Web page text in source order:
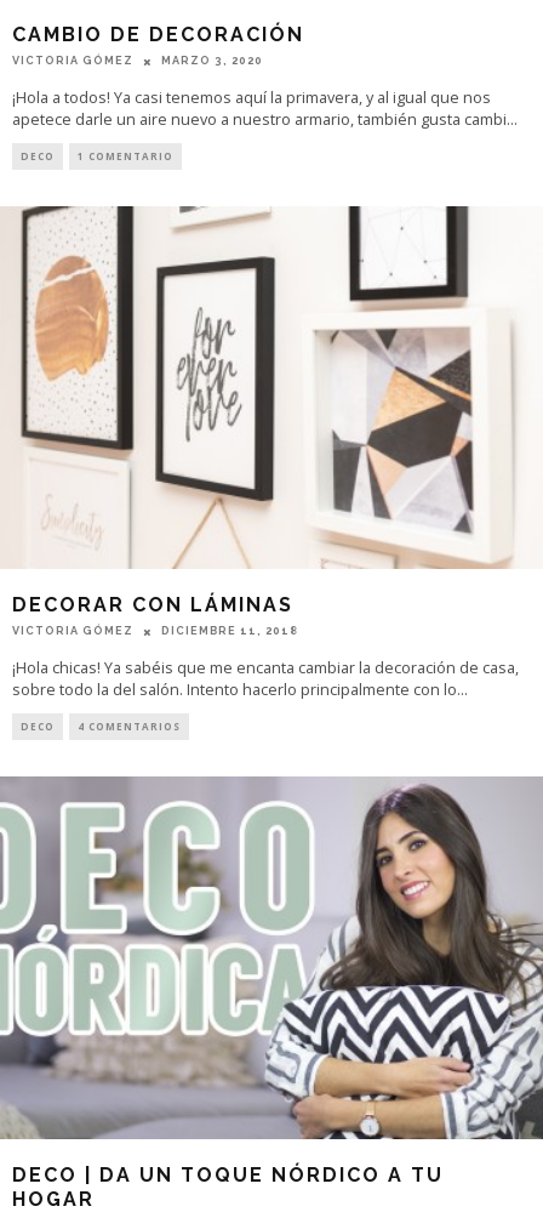
CAMBIO DE DECORACIÓN
VICTORIA GÓMEZ MARZO 3, 2020
¡Hola a todos! Ya casi tenemos aquí la primavera, y al igual que nos
apetece darle un aire nuevo a nuestro armario, también gusta cambi...
DECO 1 COMENTARIO
DECORAR CON LÁMINAS
VICTORIA GÓMEZ DICIEMBRE 11, 2018
¡Hola chicas! Ya sabéis que me encanta cambiar la decoración de casa,
sobre todo la del salón. Intento hacerlo principalmente con lo...
DECO 4 COMENTARIOS
DECO | DA UN TOQUE NÓRDICO A TU
HOGAR